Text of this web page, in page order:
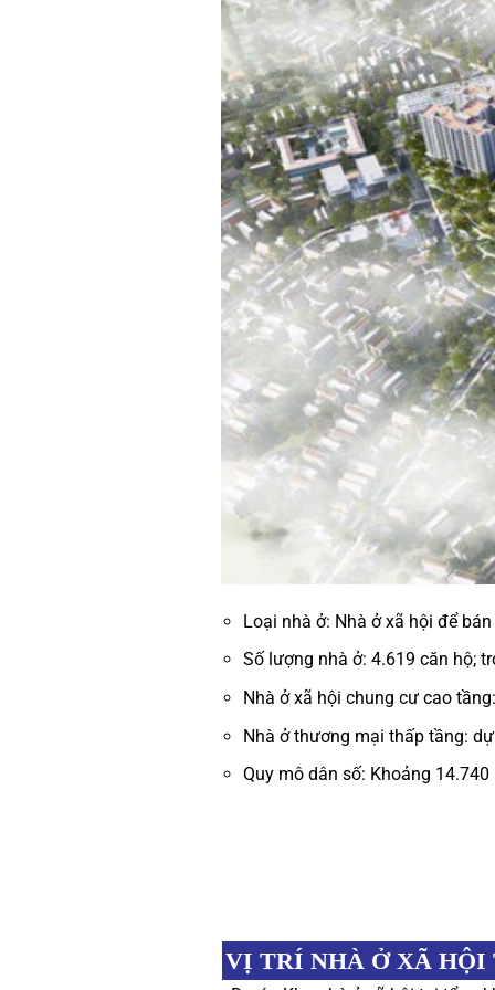
Loại nhà ở: Nhà ở xã hội để
Số lượng nhà ở: 4.619 căn hộ;
Nhà ở xã hội chung cư cao
Nhà ở thương mại thấp tầng:
Quy mô dân số: Khoảng
VỊ TRÍ NHÀ Ở XÃ HỘI